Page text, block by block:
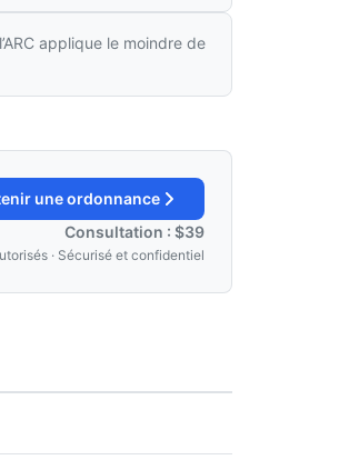
applique le moindre de
une ordonnance
Consultation : $39
· Sécurisé et confidentiel